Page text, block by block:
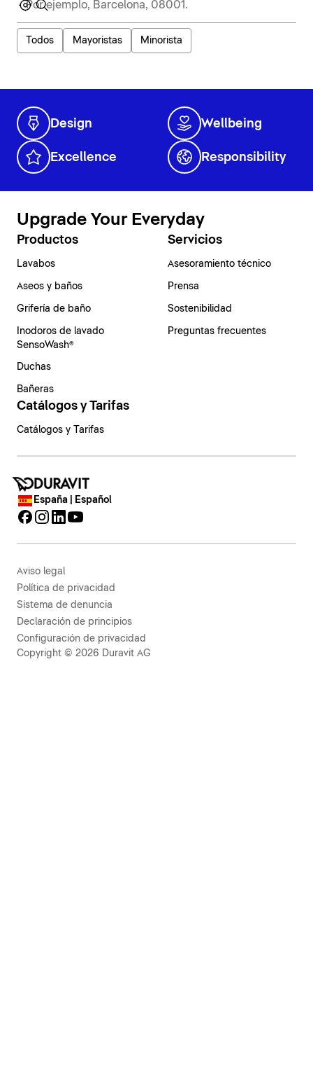
Todos Mayoristas Minorista
Design Wellbeing
Excellence Responsibility
Upgrade Your Everyday
Productos
Lavabos
Aseos y baños
Grifería de baño
Inodoros de lavado
SensoWash®
Duchas
Bañeras
Servicios
Asesoramiento técnico
Prensa
Sostenibilidad
Preguntas frecuentes
Catálogos y Tarifas
Catálogos y Tarifas
España | Español
Aviso legal
Política de privacidad
Sistema de denuncia
Declaración de principios
Configuración de privacidad
Copyright © 2026 Duravit AG